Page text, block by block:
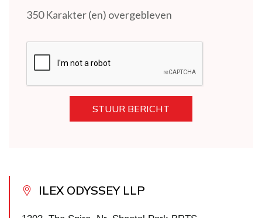
350Karakter (en) overgebleven
STUUR BERICHT
ILEX ODYSSEY LLP